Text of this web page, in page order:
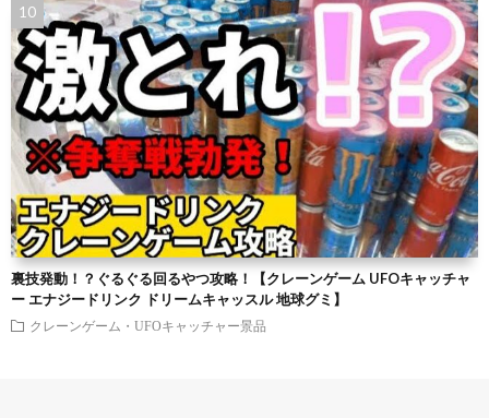
裏技発動！？ぐるぐる回るやつ攻略！【クレーンゲーム UFOキャッチャ
ー エナジードリンク ドリームキャッスル 地球グミ】
クレーンゲーム・UFOキャッチャー景品